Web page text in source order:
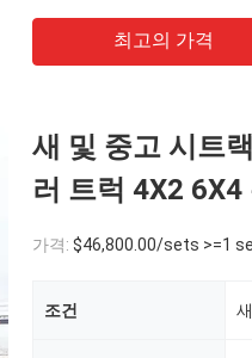
최고의 가격
새 및 중고 시트
러 트럭 4X2
가격: $46,800.00/sets >=1
조건